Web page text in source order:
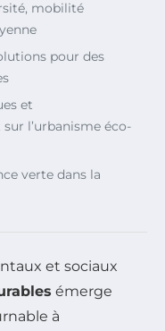
mobilité
pour des
et
l’urbanisme éco-
verte dans la
et sociaux
émerge
à